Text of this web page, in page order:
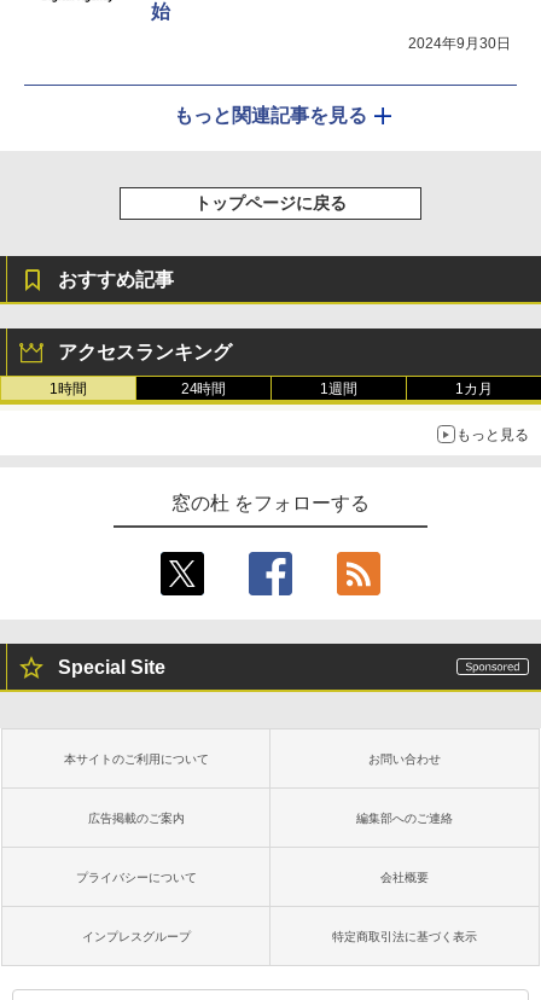
始
2024年9月30日
もっと関連記事を見る
トップページに戻る
おすすめ記事
アクセスランキング
1時間 24時間 1週間 1カ月
もっと見る
窓の杜 をフォローする
Special Site
本サイトのご利用について お問い合わせ
広告掲載のご案内 編集部へのご連絡
プライバシーについて 会社概要
インプレスグループ 特定商取引法に基づく表示